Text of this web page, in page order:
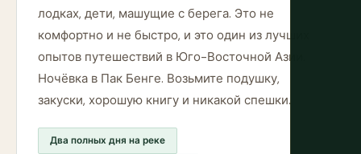
лодках, дети, машущие с берега. Это не
комфортно и не быстро, и это один из лучших
опытов путешествий в Юго-Восточной Азии.
Ночёвка в Пак Бенге. Возьмите подушку,
закуски, хорошую книгу и никакой спешки.
Два полных дня на реке